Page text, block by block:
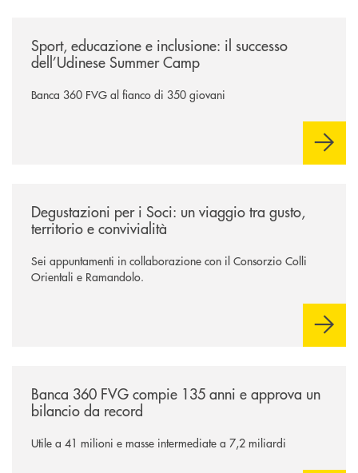
Sport, educazione e inclusione: il successo
dell’Udinese Summer Camp
Banca 360 FVG al fianco di 350 giovani
Degustazioni per i Soci: un viaggio tra gusto,
territorio e convivialità
Sei appuntamenti in collaborazione con il Consorzio Colli
Orientali e Ramandolo.
Banca 360 FVG compie 135 anni e approva un
bilancio da record
Utile a 41 milioni e masse intermediate a 7,2 miliardi